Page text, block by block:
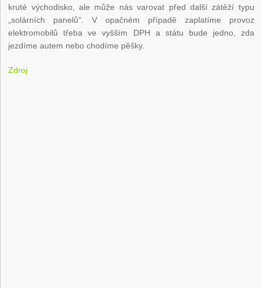
kruté východisko, ale může nás varovat před další zátěží typu
„solárních panelů“. V opačném případě zaplatíme provoz
elektromobilů třeba ve vyšším DPH a státu bude jedno, zda
jezdíme autem nebo chodíme pěšky.
Zdroj